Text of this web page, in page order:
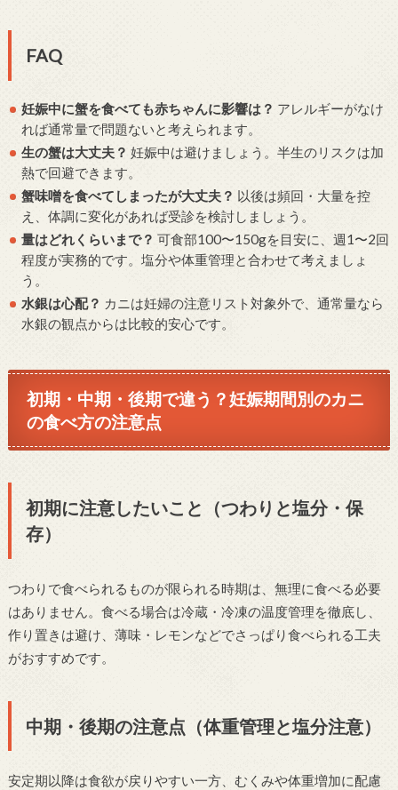
FAQ
妊娠中に蟹を食べても赤ちゃんに影響は？ アレルギーがなけ
れば通常量で問題ないと考えられます。
生の蟹は大丈夫？ 妊娠中は避けましょう。半生のリスクは加
熱で回避できます。
蟹味噌を食べてしまったが大丈夫？ 以後は頻回・大量を控
え、体調に変化があれば受診を検討しましょう。
量はどれくらいまで？ 可食部100〜150gを目安に、週1〜2回
程度が実務的です。塩分や体重管理と合わせて考えましょ
う。
水銀は心配？ カニは妊婦の注意リスト対象外で、通常量なら
水銀の観点からは比較的安心です。
初期・中期・後期で違う？妊娠期間別のカニ
の食べ方の注意点
初期に注意したいこと（つわりと塩分・保
存）
つわりで食べられるものが限られる時期は、無理に食べる必要
はありません。食べる場合は冷蔵・冷凍の温度管理を徹底し、
作り置きは避け、薄味・レモンなどでさっぱり食べられる工夫
がおすすめです。
中期・後期の注意点（体重管理と塩分注意）
安定期以降は食欲が戻りやすい一方、むくみや体重増加に配慮